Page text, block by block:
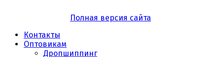
Полная версия сайта
Контакты
Оптовикам
Дропшиппинг